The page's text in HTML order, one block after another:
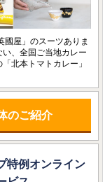
國屋」のスーツありま
、全国ご当地カレー
北本トマトカレー」
のご紹介
特例オンライン